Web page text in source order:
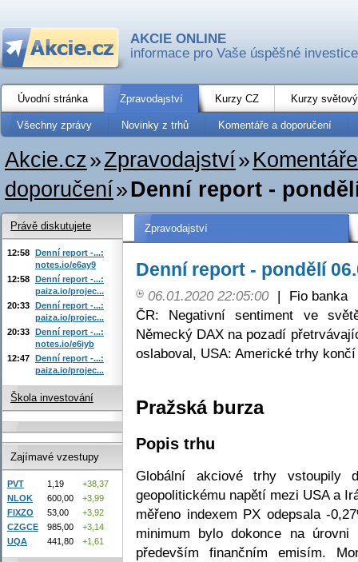
AKCIE ONLINE
informace pro Vaše úspěšné investice
Úvodní stránka Zpravodajství Kurzy CZ Kurzy
Všechny zprávy Novinky z trhů Komentáře a doporučení
Akcie.cz»Zpravodajství»
doporučení»Denní report -
Zpravodajství
Denní report - pondělí
06.01.2020 22:05:00 |
Fio banka
ČR: Negativní sentiment ve
Německý DAX na pozadí
oslaboval, USA: Americké trhy
Pražská burza
Popis trhu
Globální akciové trhy vstoupily
geopolitickému napětí mezi USA a
měřeno indexem PX odepsala -
minimum bylo dokonce na
především finančním emisím.
Právě diskutujete
12:58 Denní report -...:
notes.io/e6ay9
12:58 Denní report -...:
paiza.io/projec...
20:33 Denní report -...:
paiza.io/projec...
20:33 Denní report -...:
notes.io/e6iyb
12:47 Denní report -...:
paiza.io/projec...
Škola investování
Zajímavé vzestupy
PVT 1,19
+38,37
NLOK
600,00
+3,99
FIXZO
53,00
+3,92
CZGCE
985,00
+3,14
UQA
441,80 +1,61